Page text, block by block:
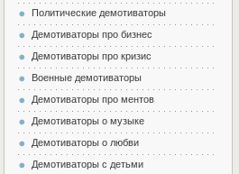
Политические демотиваторы
Демотиваторы про бизнес
Демотиваторы про кризис
Военные демотиваторы
Демотиваторы про ментов
Демотиваторы о музыке
Демотиваторы о любви
Демотиваторы с детьми